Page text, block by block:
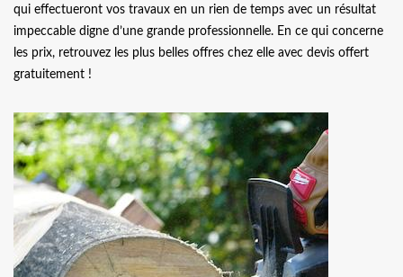
qui effectueront vos travaux en un rien de temps avec un résultat
impeccable digne d’une grande professionnelle. En ce qui concerne
les prix, retrouvez les plus belles offres chez elle avec devis offert
gratuitement !